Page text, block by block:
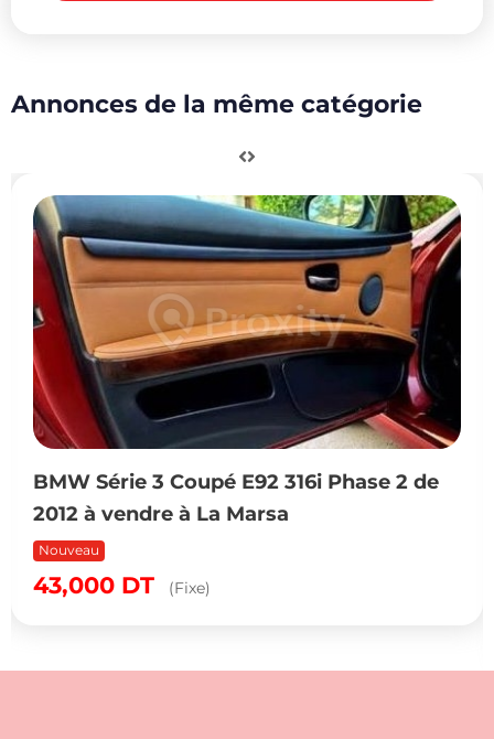
Annonces de la même catégorie
BMW Série 3 Coupé E92 316i Phase 2 de
2012 à vendre à La Marsa
Nouveau
43,000 DT (Fixe)